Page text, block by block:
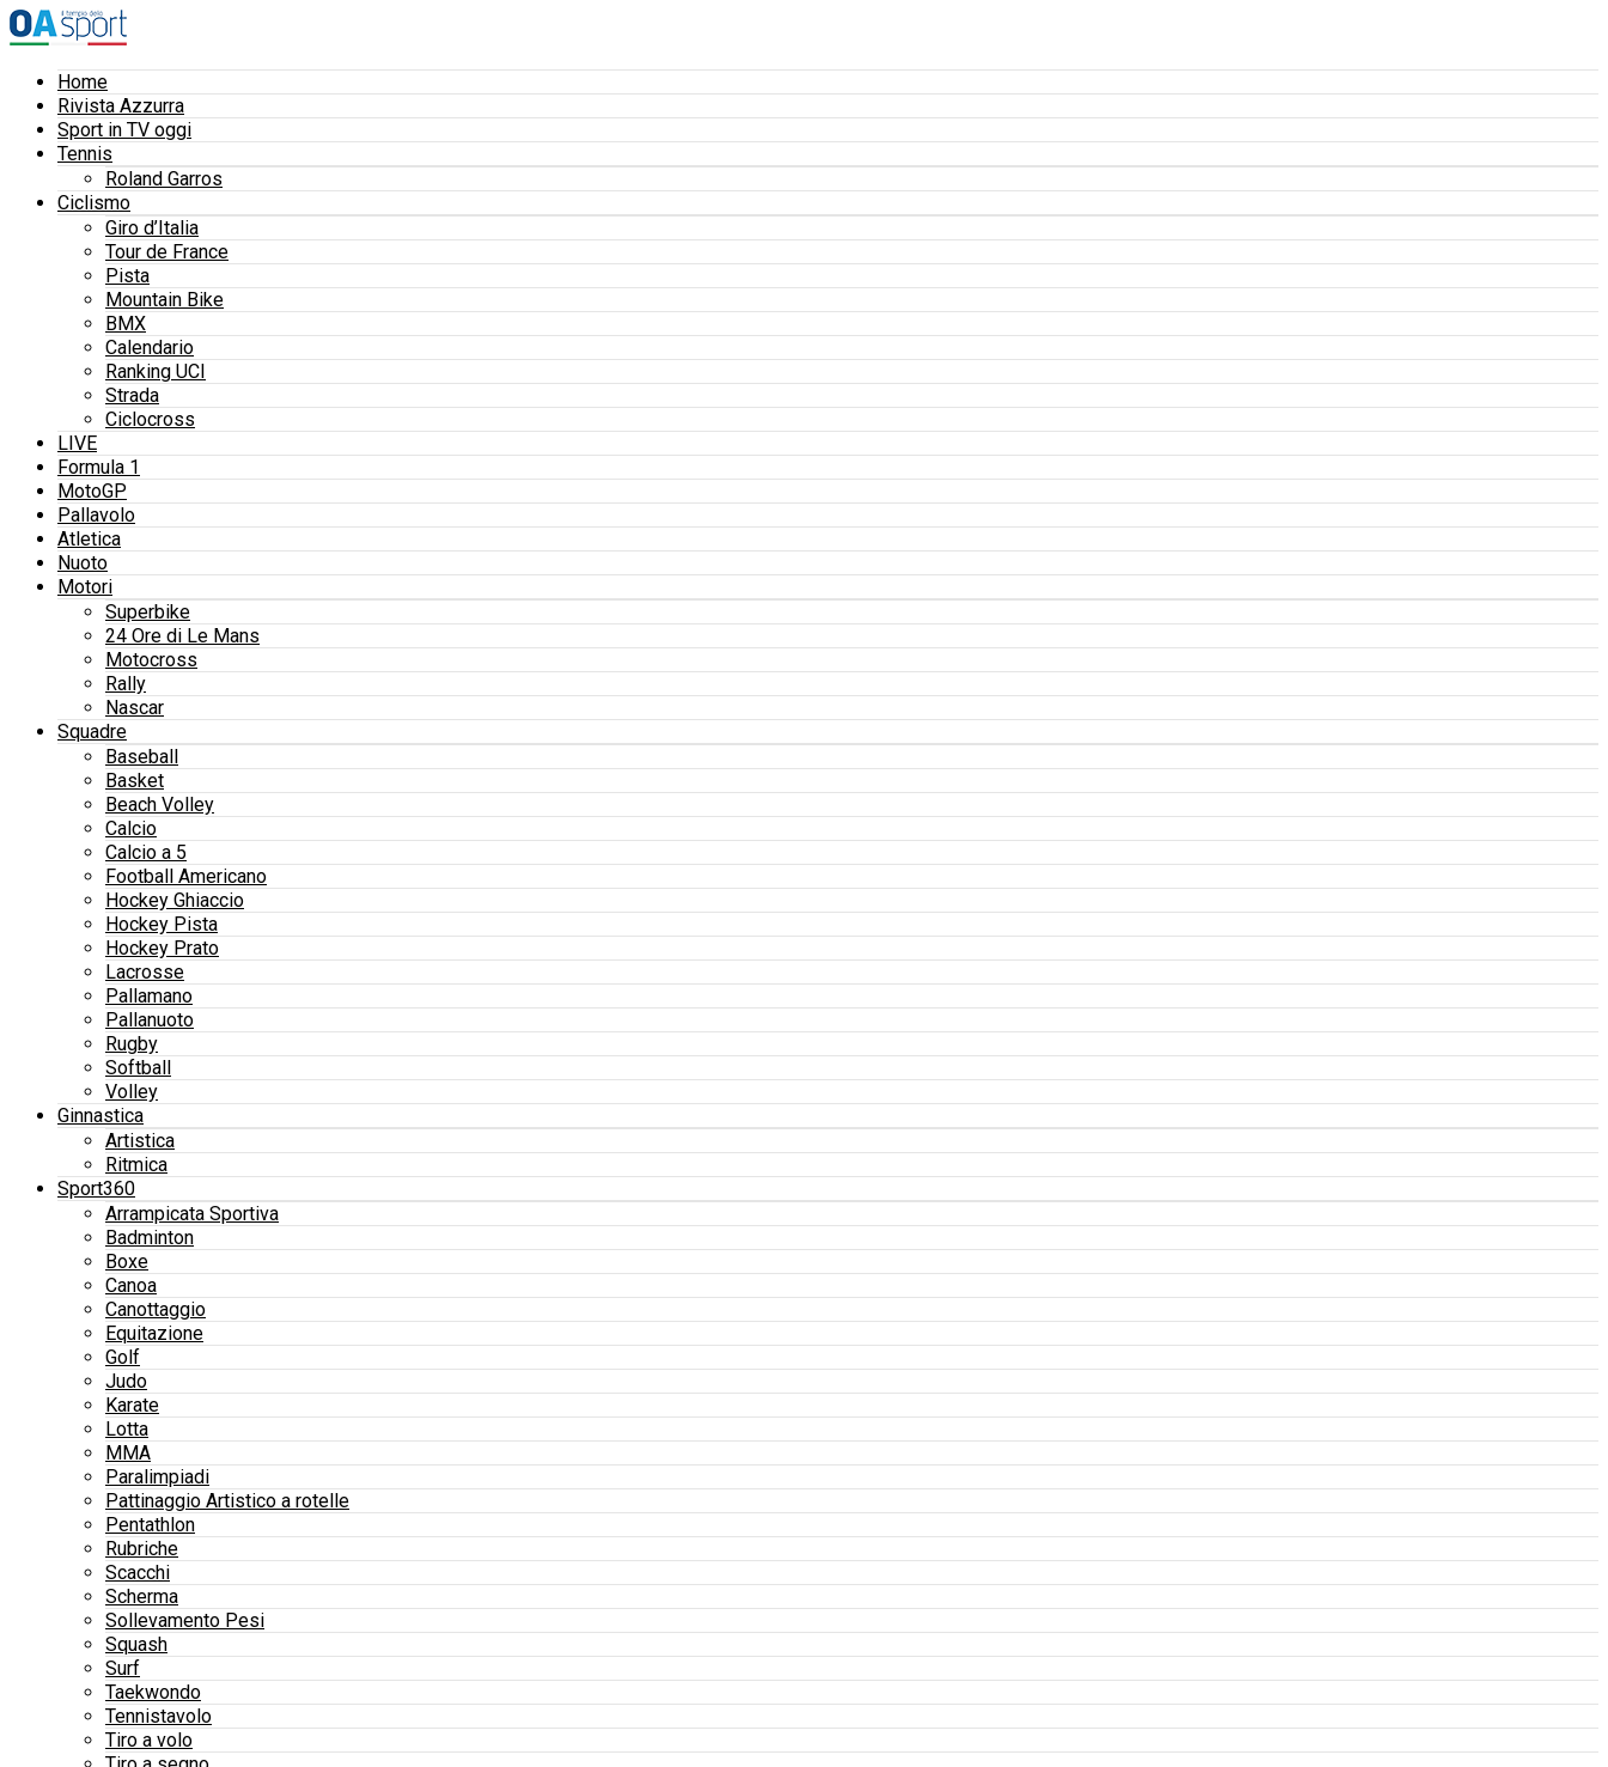
Home
Rivista Azzurra
Sport in TV oggi
Tennis
Roland Garros
Ciclismo
Giro d’Italia
Tour de France
Pista
Mountain Bike
BMX
Calendario
Ranking UCI
Strada
Ciclocross
LIVE
Formula 1
MotoGP
Pallavolo
Atletica
Nuoto
Motori
Superbike
24 Ore di Le Mans
Motocross
Rally
Nascar
Squadre
Baseball
Basket
Beach Volley
Calcio
Calcio a 5
Football Americano
Hockey Ghiaccio
Hockey Pista
Hockey Prato
Lacrosse
Pallamano
Pallanuoto
Rugby
Softball
Volley
Ginnastica
Artistica
Ritmica
Sport360
Arrampicata Sportiva
Badminton
Boxe
Canoa
Canottaggio
Equitazione
Golf
Judo
Karate
Lotta
MMA
Paralimpiadi
Pattinaggio Artistico a rotelle
Pentathlon
Rubriche
Scacchi
Scherma
Sollevamento Pesi
Squash
Surf
Taekwondo
Tennistavolo
Tiro a volo